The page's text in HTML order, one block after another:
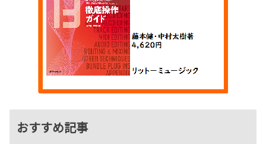
おすすめ記事